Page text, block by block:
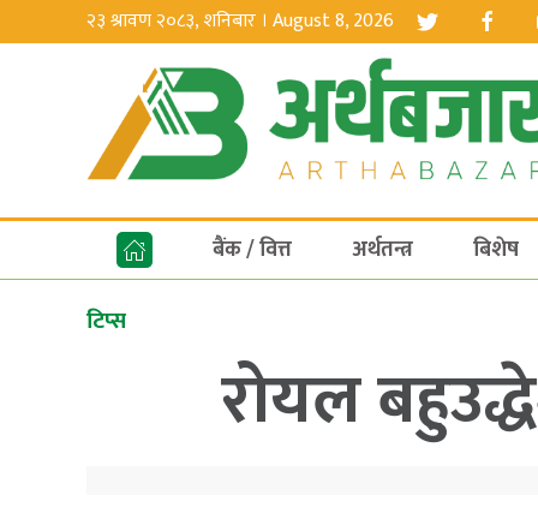
२३ श्रावण २०८३, शनिबार । August 8, 2026
बैंक / वित्त अर्थतन्त्र बिशेष
टिप्स
रोयल